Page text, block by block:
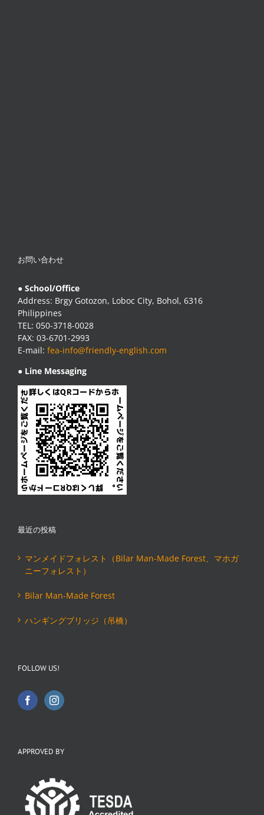
お問い合わせ
● School/Office
Address: Brgy Gotozon, Loboc City, Bohol, 6316
Philippines
TEL: 050-3718-0028
FAX: 03-6701-2993
E-mail: fea-info@friendly-english.com
● Line Messaging
最近の投稿
マンメイドフォレスト（Bilar Man-Made Forest、マホガ
ニーフォレスト）
Bilar Man-Made Forest
ハンギングブリッジ（吊橋）
FOLLOW US!
APPROVED BY